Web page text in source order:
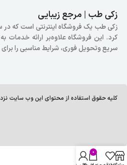
زکی طب | مرجع زیبایی
کرد. این فروشگاه علاوه‌بر ارائه خدمات
سریع وتحویل فوری، شرایط مناسبی را
کلیه حقوق استفاده از محتوای این وب سایت
0